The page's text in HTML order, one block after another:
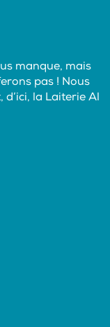
manque, mais
pas ! Nous
la Laiterie Al